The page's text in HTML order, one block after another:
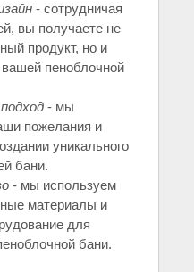
- сотрудничая
вы получаете не
продукт, но и
пеноблочной
- мы
пожелания и
уникального
бани.
- мы используем
материалы и
для
бани.